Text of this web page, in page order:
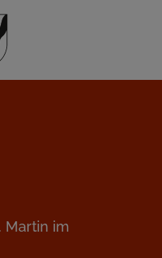
Martin im